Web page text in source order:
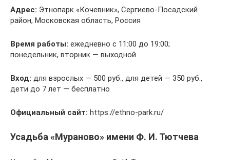
Адрес: Этнопарк «Кочевник», Сергиево-Посадский
район, Московская область, Россия
Время работы: ежедневно с 11:00 до 19:00;
понедельник, вторник — выходной
Вход: для взрослых — 500 руб., для детей — 350 руб.,
дети до 7 лет — бесплатно
Официальный сайт: https://ethno-park.ru/
Усадьба «Мураново» имени Ф. И. Тютчева